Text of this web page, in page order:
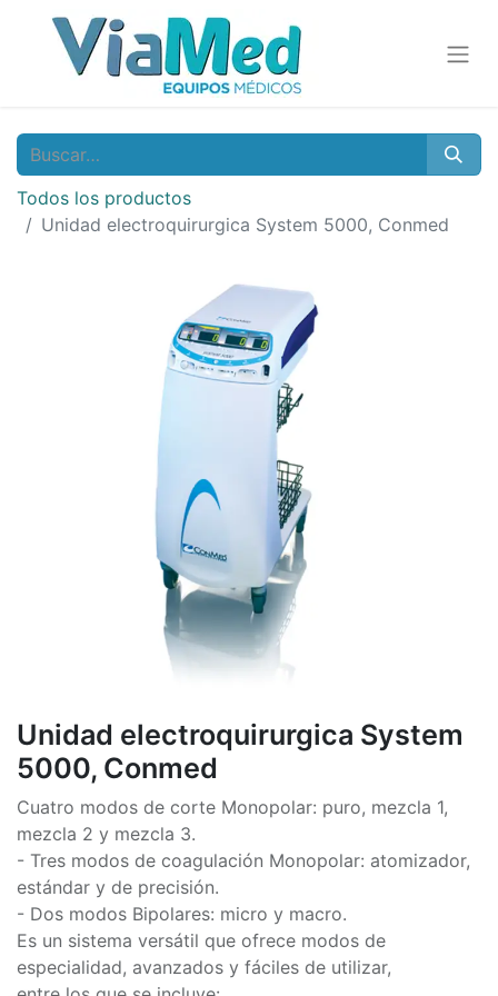
Todos los productos
Unidad electroquirurgica System 5000, Conmed
Unidad electroquirurgica System
5000, Conmed
Cuatro modos de corte Monopolar: puro, mezcla 1,
mezcla 2 y mezcla 3.
- Tres modos de coagulación Monopolar: atomizador,
estándar y de precisión.
- Dos modos Bipolares: micro y macro.
Es un sistema versátil que ofrece modos de
especialidad, avanzados y fáciles de utilizar,